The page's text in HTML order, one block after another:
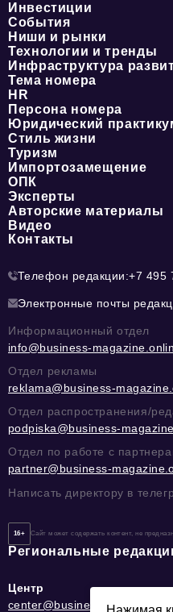
Инвестиции
События
Ниши и рынки
Технологии и тренды
Инфраструктура
Тема номера
HR
Персона номера
Юридический
Стиль жизни
Туризм
Импортозамещение
ОПК
Эксперты
Авторские материалы
Видео
Контакты
Телефон редакции:+7 495
Электронные почты
Информационный отдел
info@business-
Отдел рекламы
reklama@business-
Отдел распространения/
podpiska@business-
Отдел по работе с
partner@business-
Написать директору в
16+ Сайт может содержать контент, не
Региональные
Центр
center@business-